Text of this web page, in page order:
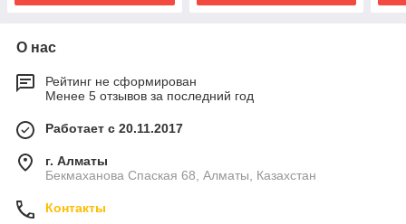
О нас
Рейтинг не сформирован
Менее 5 отзывов за последний год
Работает с 20.11.2017
г. Алматы
Бекмаханова Спаская 68, Алматы, Казахстан
Контакты